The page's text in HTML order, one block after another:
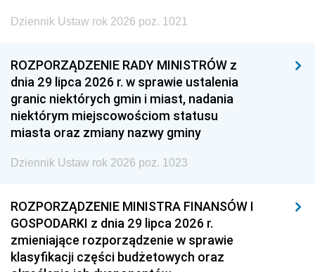
Dziennik Ustaw rok 2026 poz. 1021
ROZPORZĄDZENIE RADY MINISTRÓW z
dnia 29 lipca 2026 r. w sprawie ustalenia
granic niektórych gmin i miast, nadania
niektórym miejscowościom statusu
miasta oraz zmiany nazwy gminy
Dziennik Ustaw rok 2026 poz. 1023
ROZPORZĄDZENIE MINISTRA FINANSÓW I
GOSPODARKI z dnia 29 lipca 2026 r.
zmieniające rozporządzenie w sprawie
klasyfikacji części budżetowych oraz